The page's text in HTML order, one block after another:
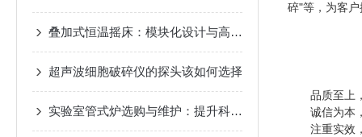
叠加式恒温摇床：模块化设计与高效实验的核心平台
超声波细胞破碎仪的探头该如何选择
实验室管式炉选购与维护：提升科研效率的关键细节
碎"等，为客
品质至上，
诚信为本，
注重实效，